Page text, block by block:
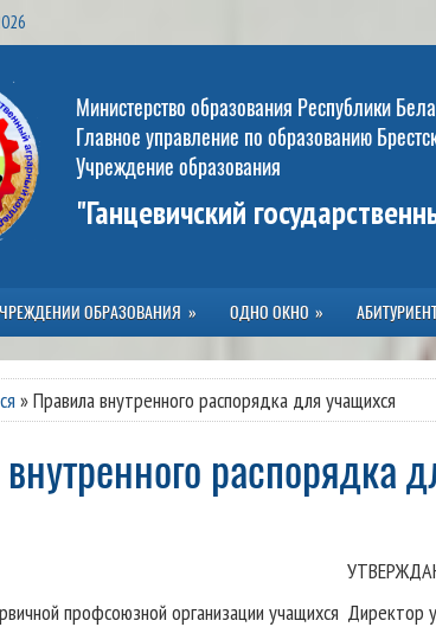
Министерство образования Республики
Главное управление по образованию
Учреждение образования
"Ганцевичский
ОБРАЗОВАНИЯ ОДНО ОКНО
»Правила внутренного распорядка для учащихся
внутренного распорядка
профсоюзной организации учащихся Директор